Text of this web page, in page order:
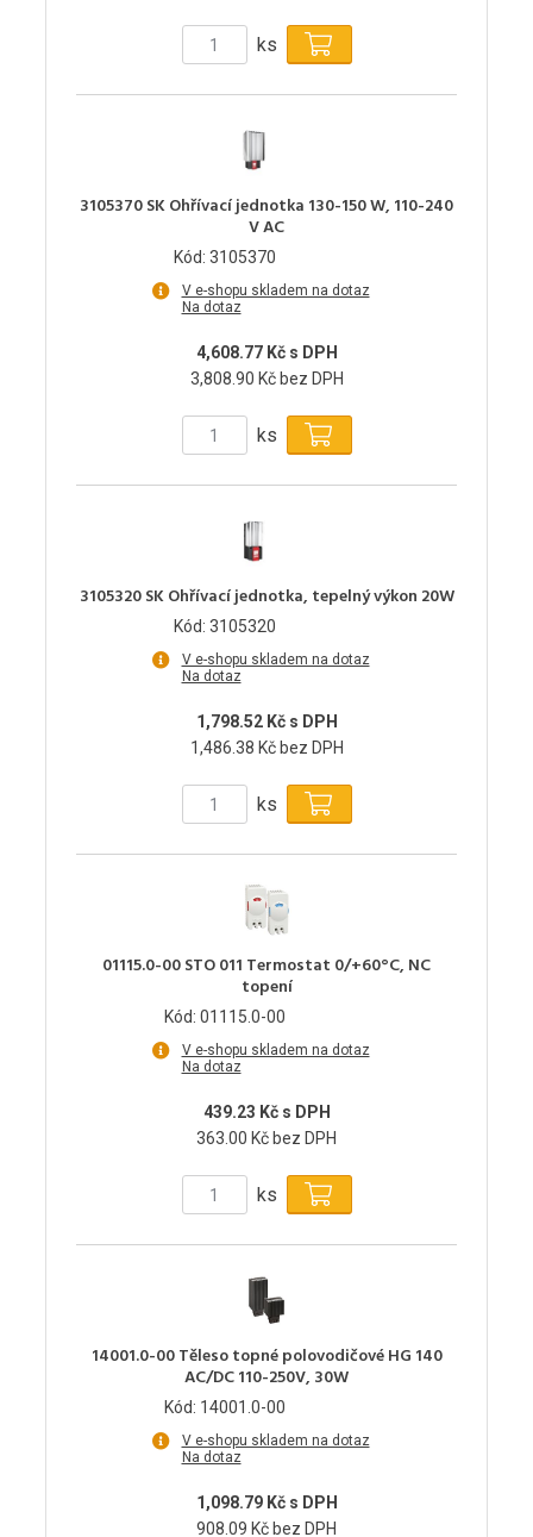
ks
3105370 SK Ohřívací jednotka 130-150 W, 110-240
V AC
Kód: 3105370
V e-shopu skladem na dotaz
Na dotaz
4,608.77 Kč s DPH
3,808.90 Kč bez DPH
ks
3105320 SK Ohřívací jednotka, tepelný výkon 20W
Kód: 3105320
V e-shopu skladem na dotaz
Na dotaz
1,798.52 Kč s DPH
1,486.38 Kč bez DPH
ks
01115.0-00 STO 011 Termostat 0/+60°C, NC
topení
Kód: 01115.0-00
V e-shopu skladem na dotaz
Na dotaz
439.23 Kč s DPH
363.00 Kč bez DPH
ks
14001.0-00 Těleso topné polovodičové HG 140
AC/DC 110-250V, 30W
Kód: 14001.0-00
V e-shopu skladem na dotaz
Na dotaz
1,098.79 Kč s DPH
908.09 Kč bez DPH